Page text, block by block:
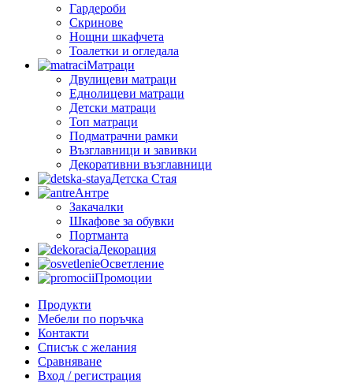
Гардероби
Скринове
Нощни шкафчета
Тоалетки и огледала
Матраци
Двулицеви матраци
Еднолицеви матраци
Детски матраци
Топ матраци
Подматрачни рамки
Възглавници и завивки
Декоративни възглавници
Детска Стая
Антре
Закачалки
Шкафове за обувки
Портманта
Декорация
Осветление
Промоции
Продукти
Мебели по поръчка
Контакти
Списък с желания
Сравняване
Вход / регистрация